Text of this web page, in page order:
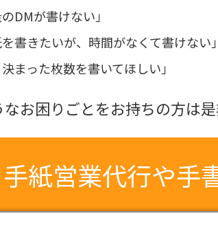
のDMが書けない」
を書きたいが、時間がなくて書けない」
決まった枚数を書いてほしい」
なお困りごとをお持ちの方は
手紙営業代行や手